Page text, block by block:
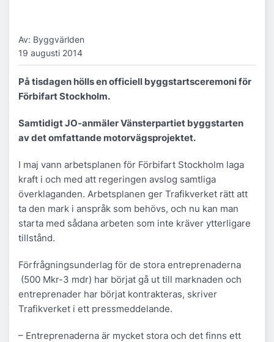
Av: Byggvärlden
19 augusti 2014
På tisdagen hölls en officiell byggstartsceremoni för
Förbifart Stockholm.
Samtidigt JO-anmäler Vänsterpartiet byggstarten
av det omfattande motorvägsprojektet.
I maj vann arbetsplanen för Förbifart Stockholm laga
kraft i och med att regeringen avslog samtliga
överklaganden. Arbetsplanen ger Trafikverket rätt att
ta den mark i anspråk som behövs, och nu kan man
starta med sådana arbeten som inte kräver ytterligare
tillstånd.
Förfrågningsunderlag för de stora entreprenaderna
(500 Mkr-3 mdr) har börjat gå ut till marknaden och
entreprenader har börjat kontrakteras, skriver
Trafikverket i ett pressmeddelande.
– Entreprenaderna är mycket stora och det finns ett